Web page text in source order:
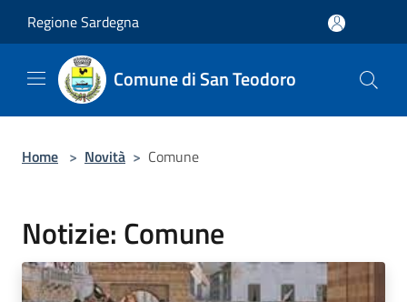
Regione Sardegna
Comune di San Teodoro
Home > Novità > Comune
Notizie: Comune